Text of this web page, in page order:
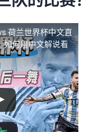
荷兰世界杯中文直
如何用中文解说看